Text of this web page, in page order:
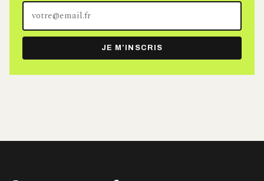
Votre
adresse
e-
mail
JE M’INSCRIS